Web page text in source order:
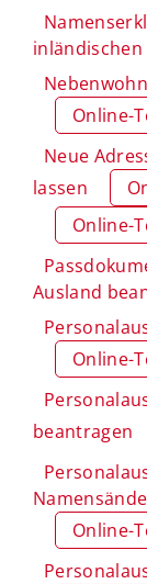
Online-
Neue
lassen
Online-
Ausland
Online-
beantragen
Online-